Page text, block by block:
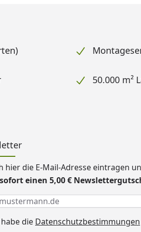
50.000 m²
hier die E-Mail-Adresse eintragen
sofort einen 5,00 €
erforderlich
erforderlich
die Datenschutzbestimmungen